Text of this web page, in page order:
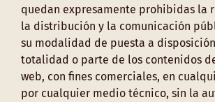
quedan expresamente prohibidas la
la distribución y la comunicación
su modalidad de puesta a
totalidad o parte de los contenidos
web, con fines comerciales, en
por cualquier medio técnico, sin la